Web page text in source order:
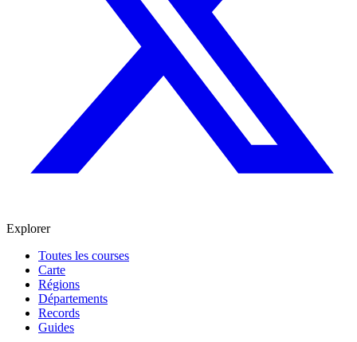
Explorer
Toutes les courses
Carte
Régions
Départements
Records
Guides